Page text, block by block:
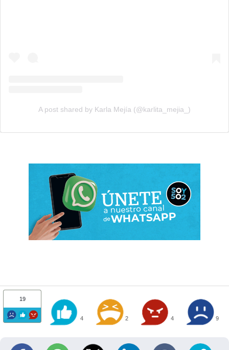
A post shared by Karla Mejía (@karlita_mejia_)
19
4 2 4 9